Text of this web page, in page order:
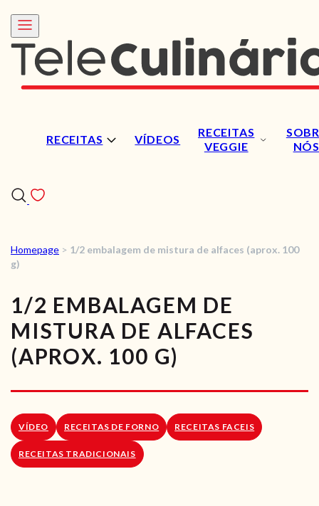
RECEITAS VÍDEOS
RECEITAS
VEGGIE
NÓS
RECEITAS
RECEITAS VEGGIE
SOBRE NÓS
BLOG
Homepage > 1/2 embalagem de mistura de alfaces (aprox. 100
g)
1/2 EMBALAGEM DE
MISTURA DE ALFACES
(APROX. 100 G)
VÍDEO RECEITAS DE FORNO RECEITAS FACEIS
RECEITAS TRADICIONAIS